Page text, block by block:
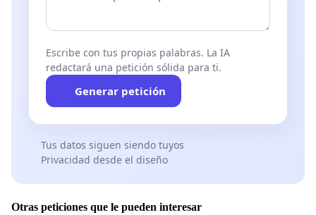
Escribe con tus propias palabras. La IA
redactará una petición sólida para ti.
Generar petición
Tus datos siguen siendo tuyos
Privacidad desde el diseño
Otras peticiones que le pueden interesar